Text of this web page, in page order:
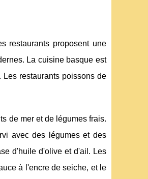
restaurants proposent une
La cuisine basque est
Les restaurants poissons de
de mer et de légumes frais.
avec des légumes et des
d'huile d'olive et d'ail. Les
à l'encre de seiche, et le